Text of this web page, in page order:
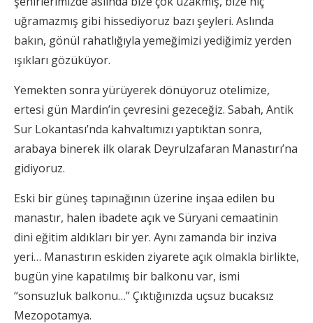
uğramazmış gibi hissediyoruz bazı şeyleri. Aslında
bakın, gönül rahatlığıyla yemeğimizi yediğimiz yerden
ışıkları gözüküyor.
Yemekten sonra yürüyerek dönüyoruz otelimize,
ertesi gün Mardin’in çevresini gezeceğiz. Sabah, Antik
Sur Lokantası’nda kahvaltımızı yaptıktan sonra,
arabaya binerek ilk olarak Deyrulzafaran Manastırı’na
gidiyoruz.
Eski bir güneş tapınağının üzerine inşaa edilen bu
manastır, halen ibadete açık ve Süryani cemaatinin
dini eğitim aldıkları bir yer. Aynı zamanda bir inziva
yeri… Manastırın eskiden ziyarete açık olmakla birlikte,
bugün yine kapatılmış bir balkonu var, ismi
“sonsuzluk balkonu…” Çıktığınızda uçsuz bucaksız
Mezopotamya.